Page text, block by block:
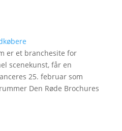
er et branchesite for
scenekunst, får en
25. februar som
Den Røde Brochures